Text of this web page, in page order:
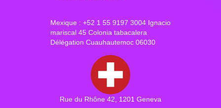
Mexique : +52 1 55 9197 3004 Ignacio
mariscal 45 Colonia tabacalera
Délégation Cuauhautemoc 06030
Rue du Rhône 42, 1201 Geneva